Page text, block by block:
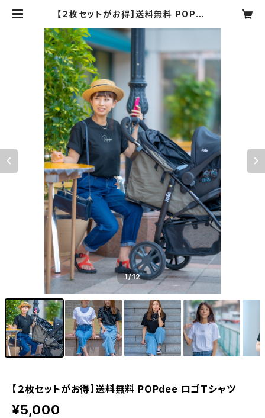
【２枚セットがお得】送料無料 POPde
ー）
1/12
【２枚セットがお得】送料無料 POPdee ロゴTシャツ
¥5,000